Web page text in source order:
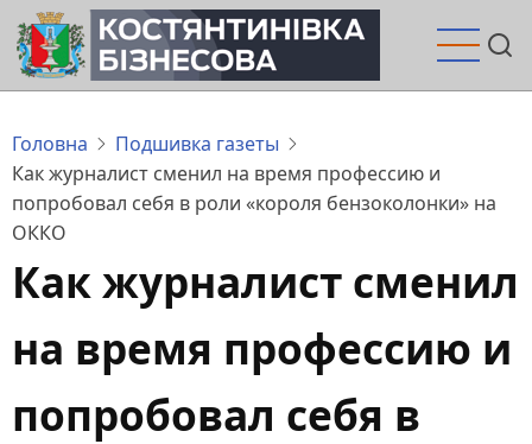
Перейти
до
основного
Головна
Подшивка газеты
Как журналист сменил на время профессию и
попробовал себя в роли «короля бензоколонки» на
ОККО
Как журналист сменил
на время профессию и
попробовал себя в